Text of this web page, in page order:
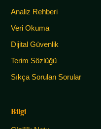
Analiz Rehberi
Veri Okuma
Dijital Güvenlik
Terim Sözlüğü
Sıkça Sorulan Sorular
Bilgi